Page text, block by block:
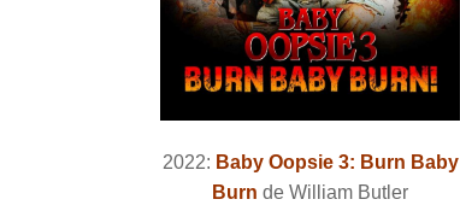
2022: Baby Oopsie 3: Burn Baby
Burn de William Butler